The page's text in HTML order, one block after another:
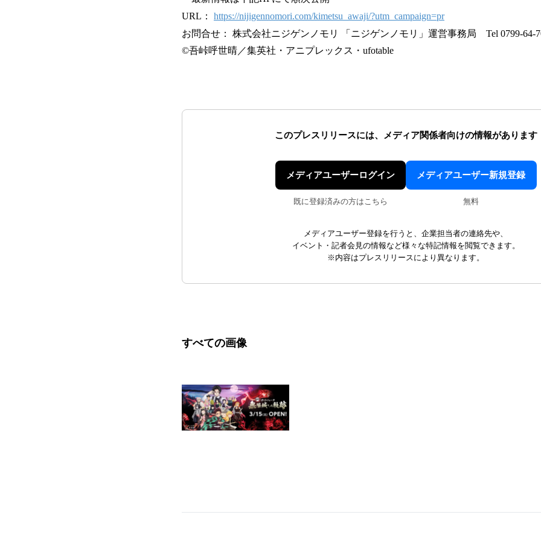
URL： https://nijigennomori.com/kimetsu_awaji/?utm_campaign=pr
お問合せ： 株式会社ニジゲンノモリ 「ニジゲンノモリ」運営事務局 Tel 0799-64-
©吾峠呼世晴／集英社・アニプレックス・ufotable
このプレスリリースには、 メディア関係者向けの情報があります
メディアユーザーログイン
既に登録済みの方はこちら
メディアユーザー新規登録
無料
メディアユーザー登録を行うと、企業担当者の連絡先や、
イベント・記者会見の情報など様々な特記情報を閲覧できます。
※内容はプレスリリースにより異なります。
すべての画像